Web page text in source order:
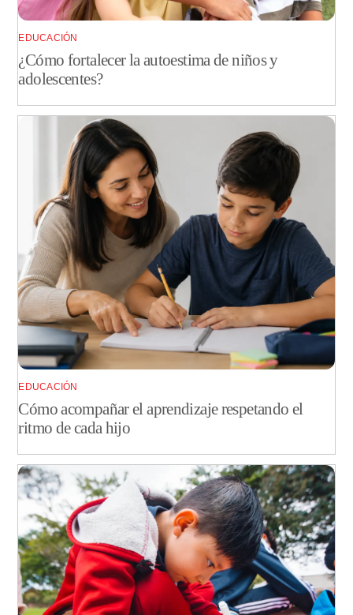
EDUCACIÓN
¿Cómo fortalecer la autoestima de niños y
adolescentes?
EDUCACIÓN
Cómo acompañar el aprendizaje respetando el
ritmo de cada hijo